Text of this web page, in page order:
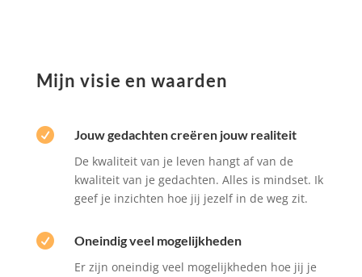
Mijn visie en waarden

Jouw gedachten creëren jouw realiteit
De kwaliteit van je leven hangt af van de
kwaliteit van je gedachten. Alles is mindset. Ik
geef je inzichten hoe jij jezelf in de weg zit.

Oneindig veel mogelijkheden
Er zijn oneindig veel mogelijkheden hoe jij je